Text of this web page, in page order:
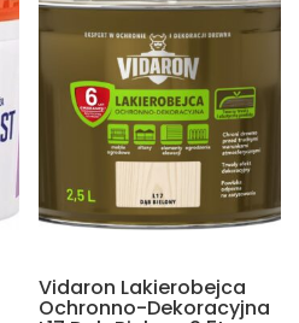
Vidaron Lakierobejca
Ochronno-Dekoracyjna